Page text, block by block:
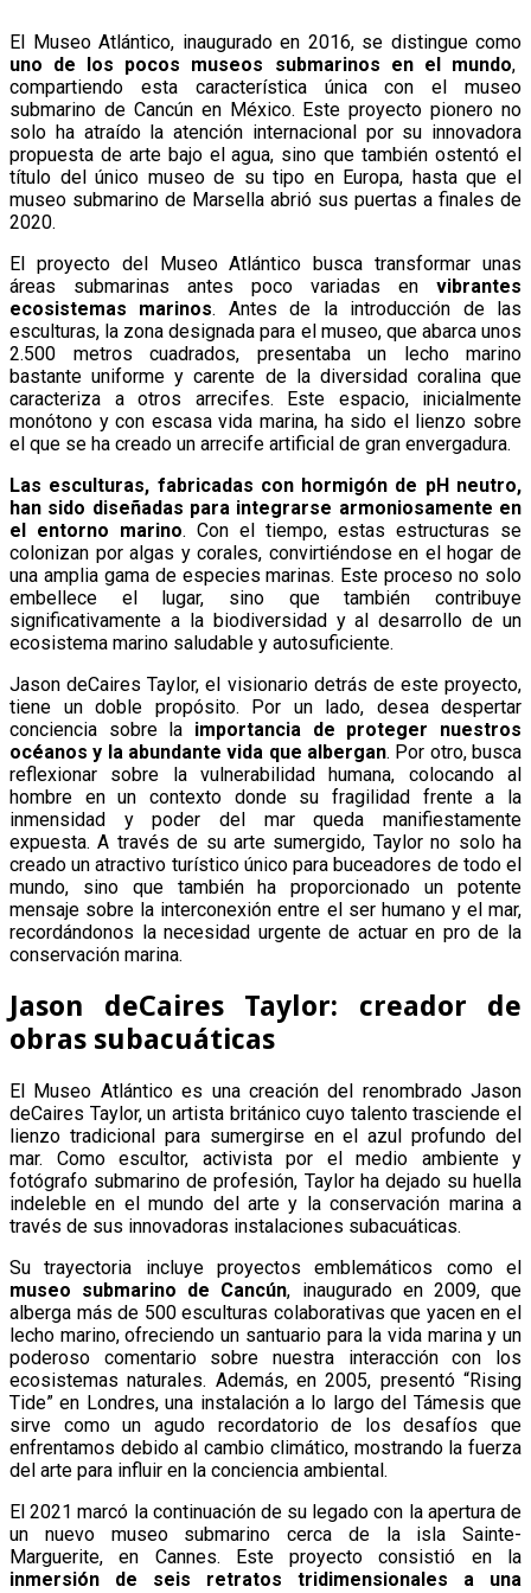
El Museo Atlántico, inaugurado en 2016, se distingue como
uno de los pocos museos submarinos en el mundo,
compartiendo esta característica única con el museo
submarino de Cancún en México. Este proyecto pionero no
solo ha atraído la atención internacional por su innovadora
propuesta de arte bajo el agua, sino que también ostentó el
título del único museo de su tipo en Europa, hasta que el
museo submarino de Marsella abrió sus puertas a finales de
2020.
El proyecto del Museo Atlántico busca transformar unas
áreas submarinas antes poco variadas en vibrantes
ecosistemas marinos. Antes de la introducción de las
esculturas, la zona designada para el museo, que abarca unos
2.500 metros cuadrados, presentaba un lecho marino
bastante uniforme y carente de la diversidad coralina que
caracteriza a otros arrecifes. Este espacio, inicialmente
monótono y con escasa vida marina, ha sido el lienzo sobre
el que se ha creado un arrecife artificial de gran envergadura.
Las esculturas, fabricadas con hormigón de pH neutro,
han sido diseñadas para integrarse armoniosamente en
el entorno marino. Con el tiempo, estas estructuras se
colonizan por algas y corales, convirtiéndose en el hogar de
una amplia gama de especies marinas. Este proceso no solo
embellece el lugar, sino que también contribuye
significativamente a la biodiversidad y al desarrollo de un
ecosistema marino saludable y autosuficiente.
Jason deCaires Taylor, el visionario detrás de este proyecto,
tiene un doble propósito. Por un lado, desea despertar
conciencia sobre la importancia de proteger nuestros
océanos y la abundante vida que albergan. Por otro, busca
reflexionar sobre la vulnerabilidad humana, colocando al
hombre en un contexto donde su fragilidad frente a la
inmensidad y poder del mar queda manifiestamente
expuesta. A través de su arte sumergido, Taylor no solo ha
creado un atractivo turístico único para buceadores de todo el
mundo, sino que también ha proporcionado un potente
mensaje sobre la interconexión entre el ser humano y el mar,
recordándonos la necesidad urgente de actuar en pro de la
conservación marina.
Jason deCaires Taylor: creador de
obras subacuáticas
El Museo Atlántico es una creación del renombrado Jason
deCaires Taylor, un artista británico cuyo talento trasciende el
lienzo tradicional para sumergirse en el azul profundo del
mar. Como escultor, activista por el medio ambiente y
fotógrafo submarino de profesión, Taylor ha dejado su huella
indeleble en el mundo del arte y la conservación marina a
través de sus innovadoras instalaciones subacuáticas.
Su trayectoria incluye proyectos emblemáticos como el
museo submarino de Cancún, inaugurado en 2009, que
alberga más de 500 esculturas colaborativas que yacen en el
lecho marino, ofreciendo un santuario para la vida marina y un
poderoso comentario sobre nuestra interacción con los
ecosistemas naturales. Además, en 2005, presentó “Rising
Tide” en Londres, una instalación a lo largo del Támesis que
sirve como un agudo recordatorio de los desafíos que
enfrentamos debido al cambio climático, mostrando la fuerza
del arte para influir en la conciencia ambiental.
El 2021 marcó la continuación de su legado con la apertura de
un nuevo museo submarino cerca de la isla Sainte-
Marguerite, en Cannes. Este proyecto consistió en la
inmersión de seis retratos tridimensionales a una